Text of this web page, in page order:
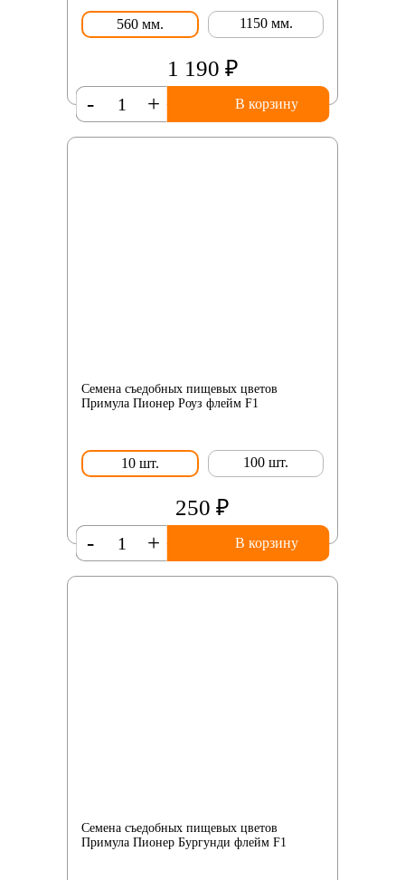
560 мм. 1150 мм.
1 190 ₽
+
- В корзину
Семена съедобных пищевых цветов
Примула Пионер Роуз флейм F1
10 шт. 100 шт.
250 ₽
+
- В корзину
Семена съедобных пищевых цветов
Примула Пионер Бургунди флейм F1